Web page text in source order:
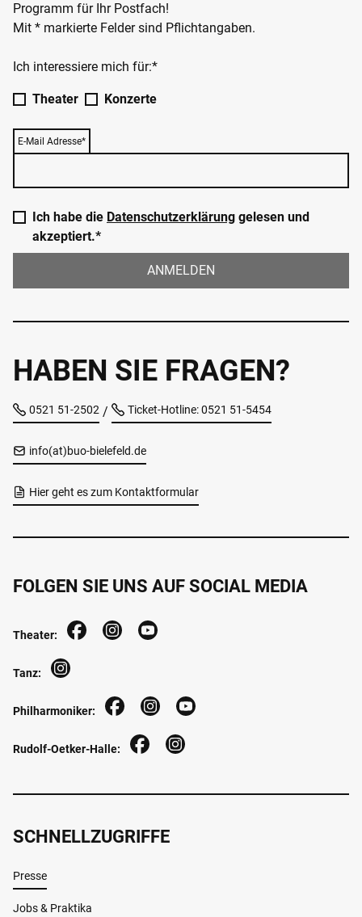
Programm für Ihr Postfach!
Mit * markierte Felder sind Pflichtangaben.
Ich interessiere mich für:*
Theater Konzerte
E-Mail Adresse*
Ich habe die Datenschutzerklärung gelesen und
akzeptiert.*
ANMELDEN
HABEN SIE FRAGEN?
0521 51-2502 / Ticket-Hotline: 0521 51-5454
info(at)buo-bielefeld.de
Hier geht es zum Kontaktformular
SCHNELLZUGRIFFE
Presse
Jobs & Praktika
FOLGEN SIE UNS AUF SOCIAL MEDIA
Theater:
Tanz:
Philharmoniker:
Rudolf-Oetker-Halle: